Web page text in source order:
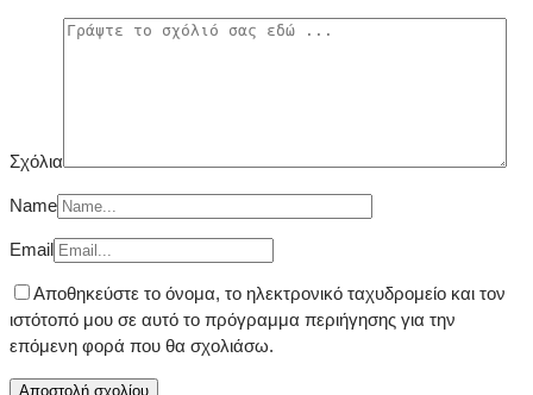
Σχόλια
Name
Email
Αποθηκεύστε το όνομα, το ηλεκτρονικό ταχυδρομείο και τον
ιστότοπό μου σε αυτό το πρόγραμμα περιήγησης για την
επόμενη φορά που θα σχολιάσω.